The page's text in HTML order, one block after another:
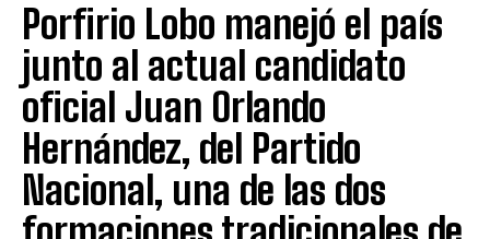
Porfirio Lobo manejó el país
junto al actual candidato
oficial Juan Orlando
Hernández, del Partido
Nacional, una de las dos